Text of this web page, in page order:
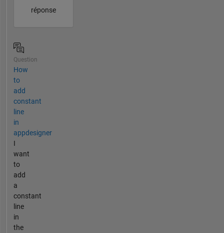
réponse
Question
How
to
add
constant
line
in
appdesigner
I
want
to
add
a
constant
line
in
the